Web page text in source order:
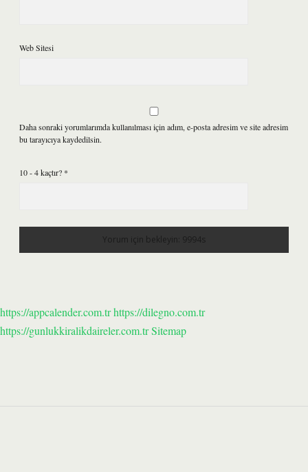
Web Sitesi
Daha sonraki yorumlarımda kullanılması için adım, e-posta adresim ve site adresim
bu tarayıcıya kaydedilsin.
10 - 4 kaçtır? *
https://appcalender.com.trhttps://dilegno.com.tr
https://gunlukkiralikdaireler.com.trSitemap